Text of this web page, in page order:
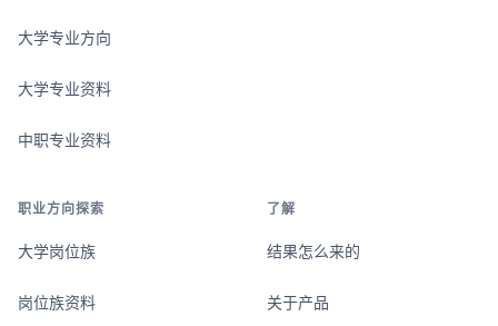
大学专业方向
大学专业资料
中职专业资料
职业方向探索
大学岗位族
岗位族资料
了解
结果怎么来的
关于产品